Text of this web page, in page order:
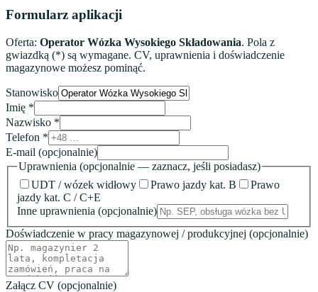
Formularz aplikacji
Oferta: Operator Wózka Wysokiego Składowania. Pola z
gwiazdką (*) są wymagane. CV, uprawnienia i doświadczenie
magazynowe możesz pominąć.
Stanowisko
Imię *
Nazwisko *
Telefon *
E-mail (opcjonalnie)
Uprawnienia (opcjonalnie — zaznacz, jeśli posiadasz)
UDT / wózek widłowy
Prawo jazdy kat. B
Prawo
jazdy kat. C / C+E
Inne uprawnienia (opcjonalnie)
Doświadczenie w pracy magazynowej / produkcyjnej (opcjonalnie)
Załącz CV (opcjonalnie)